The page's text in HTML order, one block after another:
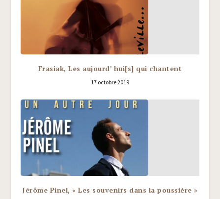
Frasiak, Les aujourd’ hui[s] qui chantent
17 octobre 2019
Jérôme Pinel, « Les souvenirs dans la poussière »